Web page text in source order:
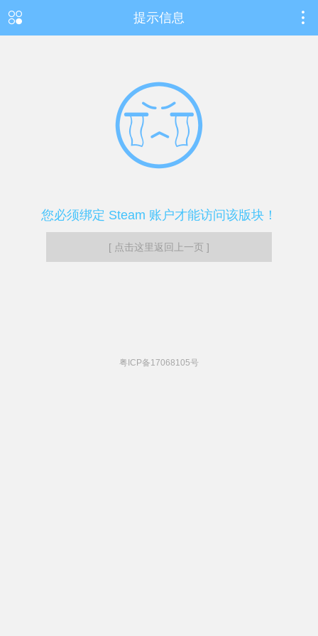
提示信息
您必须绑定 Steam 账户才能访问该版块！
[ 点击这里返回上一页 ]
粤ICP备17068105号